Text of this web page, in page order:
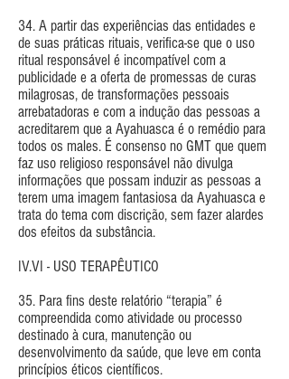
34. A partir das experiências das entidades e
de suas práticas rituais, verifica-se que o uso
ritual responsável é incompatível com a
publicidade e a oferta de promessas de curas
milagrosas, de transformações pessoais
arrebatadoras e com a indução das pessoas a
acreditarem que a Ayahuasca é o remédio para
todos os males. É consenso no GMT que quem
faz uso religioso responsável não divulga
informações que possam induzir as pessoas a
terem uma imagem fantasiosa da Ayahuasca e
trata do tema com discrição, sem fazer alardes
dos efeitos da substância.
IV.VI - USO TERAPÊUTICO
35. Para fins deste relatório “terapia” é
compreendida como atividade ou processo
destinado à cura, manutenção ou
desenvolvimento da saúde, que leve em conta
princípios éticos científicos.